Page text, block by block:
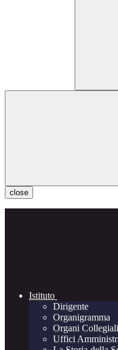
close
Istituto
Dirigente
Organigramma
Organi Collegiali
Uffici